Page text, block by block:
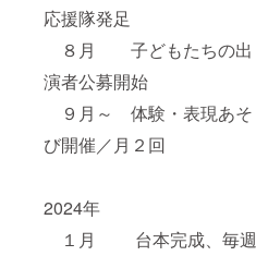
応援隊発足
８月 子どもたちの出
演者公募開始
９月～ 体験・表現あそ
び開催／月２回
2024年
１月 台本完成、毎週